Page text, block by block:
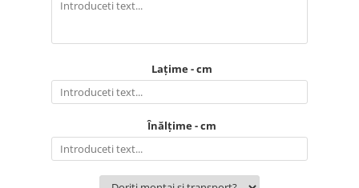
Lațime - cm
Înălțime - cm